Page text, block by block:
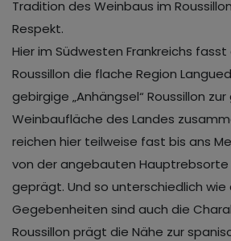
Tradition des Weinbaus im
Respekt.
Hier im Südwesten Frankreichs
Roussillon die flache Region
gebirgige „Anhängsel“ Roussillon
Weinbaufläche des Landes
reichen hier teilweise fast bis ans
von der angebauten Hauptrebsorte
geprägt. Und so unterschiedlich
Gegebenheiten sind auch die
Roussillon prägt die Nähe zur